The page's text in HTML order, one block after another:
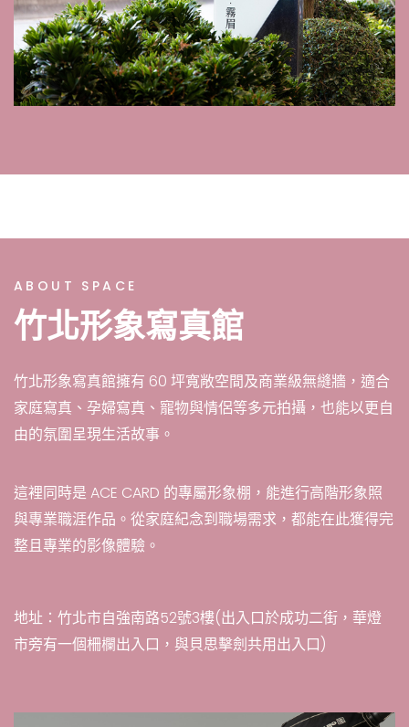
ABOUT SPACE
竹北形象寫真館
竹北形象寫真館擁有 60 坪寬敞空間及商業級無縫牆，適合
家庭寫真、孕婦寫真、寵物與情侶等多元拍攝，也能以更自
由的氛圍呈現生活故事。
這裡同時是 ACE CARD 的專屬形象棚，能進行高階形象照
與專業職涯作品。從家庭紀念到職場需求，都能在此獲得完
整且專業的影像體驗。
地址：竹北市自強南路52號3樓(出入口於成功二街，華燈
市旁有一個柵欄出入口，與貝思擊劍共用出入口)